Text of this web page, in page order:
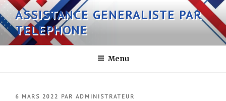
Aller
au
contenu
principal
ASSISTANCE GENERALISTE PAR
TELEPHONE
Menu
PUBLIÉ
6 MARS 2022 PAR ADMINISTRATEUR